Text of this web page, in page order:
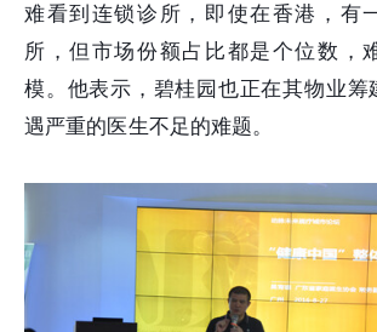
难看到连锁诊所，即使在香港，有
所，但市场份额占比都是个位数，
模。他表示，碧桂园也正在其物业筹
遇严重的医生不足的难题。